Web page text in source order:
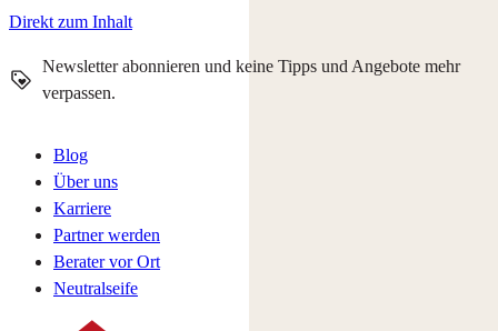
Direkt zum Inhalt
Newsletter abonnieren und keine Tipps und Angebote mehr
verpassen.
Blog
Über uns
Karriere
Partner werden
Berater vor Ort
Neutralseife